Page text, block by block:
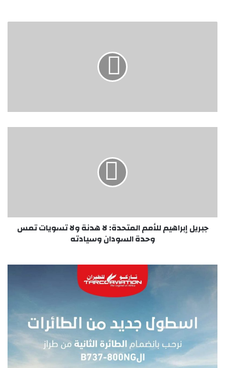
تمس
وحدة
السودان
جبريل إبراهيم للأمم المتحدة: لا هدنة ولا تسويات تمس
وحدة السودان وسيادته‏